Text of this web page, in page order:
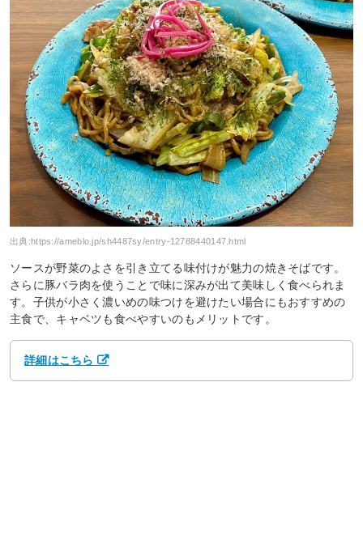
出典:https://ameblo.jp/sh4487sy/entry-12788440147.html
ソースが野菜のよさを引き立てる味付けが魅力の焼きそばです。
さらに豚バラ肉を使うことで味に深みが出て美味しく食べられま
す。子供が小さく濃いめの味つけを避けたい場合にもおすすめの
主食で、キャベツも食べやすいのもメリットです。
詳細はこちら